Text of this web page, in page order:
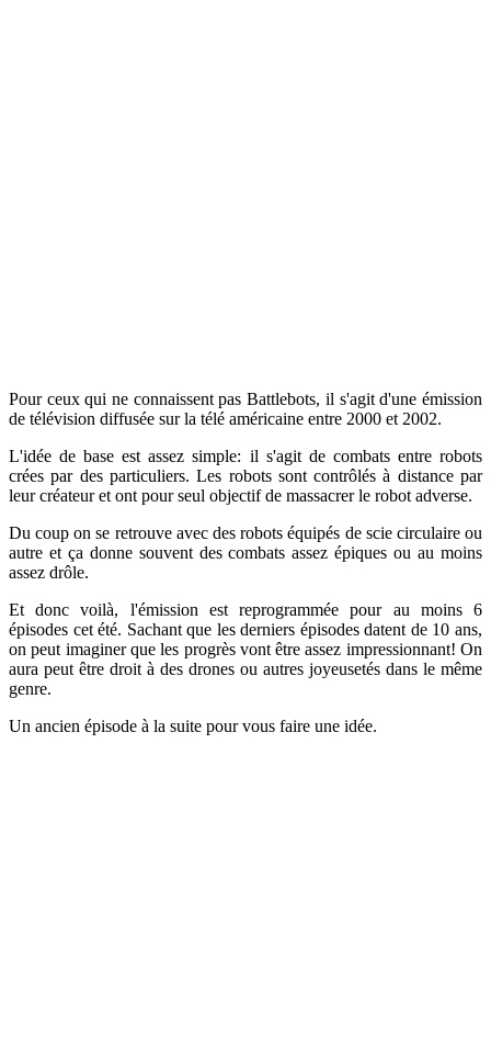
Pour ceux qui ne connaissent pas Battlebots, il s'agit d'une émission
de télévision diffusée sur la télé américaine entre 2000 et 2002.
L'idée de base est assez simple: il s'agit de combats entre robots
crées par des particuliers. Les robots sont contrôlés à distance par
leur créateur et ont pour seul objectif de massacrer le robot adverse.
Du coup on se retrouve avec des robots équipés de scie circulaire ou
autre et ça donne souvent des combats assez épiques ou au moins
assez drôle.
Et donc voilà, l'émission est reprogrammée pour au moins 6
épisodes cet été. Sachant que les derniers épisodes datent de 10 ans,
on peut imaginer que les progrès vont être assez impressionnant! On
aura peut être droit à des drones ou autres joyeusetés dans le même
genre.
Un ancien épisode à la suite pour vous faire une idée.